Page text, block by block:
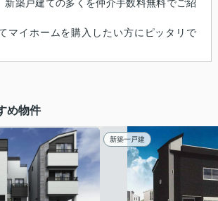
新築戸建ての多くを仲介手数料無料でご紹
マイホームを購入したい方にピッタリで
め物件
新築一戸建